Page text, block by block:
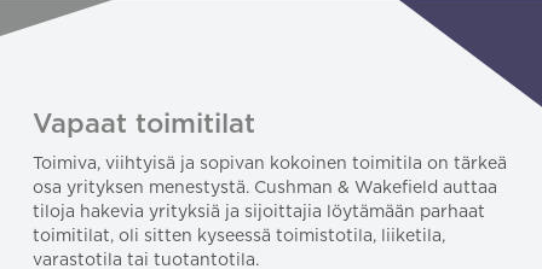
Vapaat toimitilat
Toimiva, viihtyisä ja sopivan kokoinen toimitila on tärkeä
osa yrityksen menestystä. Cushman & Wakefield auttaa
tiloja hakevia yrityksiä ja sijoittajia löytämään parhaat
toimitilat, oli sitten kyseessä toimistotila, liiketila,
varastotila tai tuotantotila.